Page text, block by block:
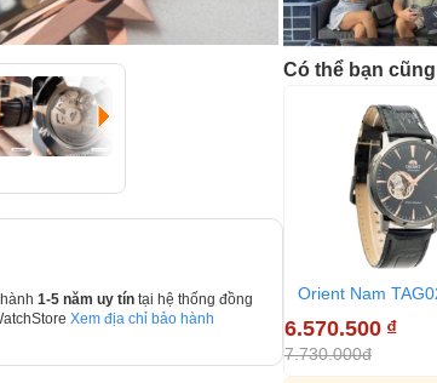
1-5 năm uy tín tại hệ thống đồng
Xem địa chỉ bảo hành
Có thể bạn
Orient Nam
6.570.500 ₫
7.730.000đ